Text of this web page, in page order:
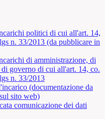
politici di cui all'art. 14,
n. 33/2013 (da pubblicare in
di amministrazione, di
governo di cui all'art. 14, co.
n. 33/2013
(documentazione da
sito web)
comunicazione dei dati